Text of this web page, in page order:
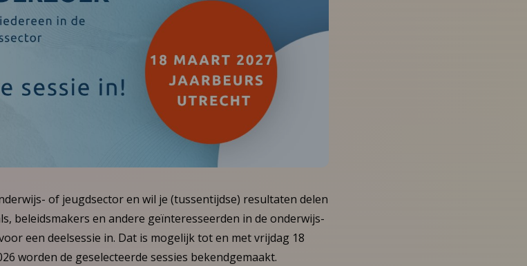
of jeugdsector en wil je (tussentijdse) resultaten delen
beleidsmakers en andere geïnteresseerden in de onderwijs-
een deelsessie in. Dat is mogelijk tot en met vrijdag 18
worden de geselecteerde sessies bekendgemaakt.